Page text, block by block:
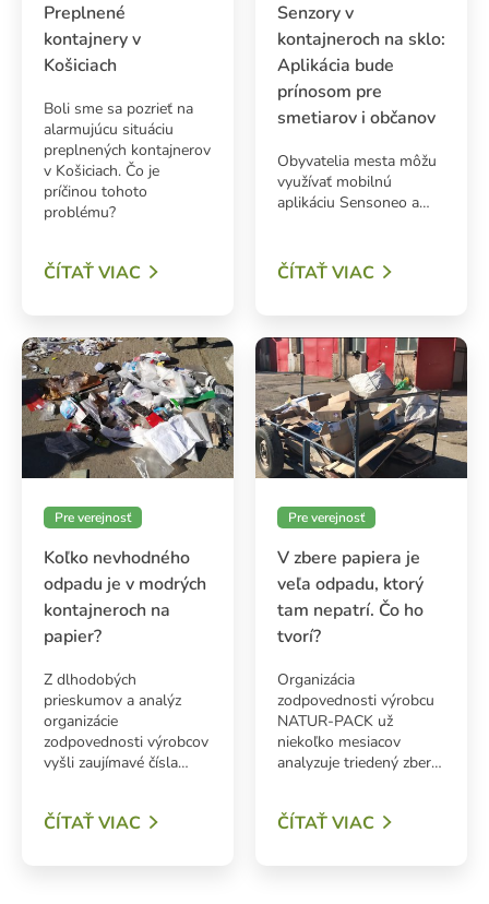
Preplnené
kontajnery v
Košiciach
Boli sme sa pozrieť na
alarmujúcu situáciu
preplnených kontajnerov
v Košiciach. Čo je
príčinou tohoto
problému?
ČÍTAŤ VIAC
Senzory v
kontajneroch na sklo:
Aplikácia bude
prínosom pre
smetiarov i občanov
Obyvatelia mesta môžu
využívať mobilnú
aplikáciu Sensoneo a…
ČÍTAŤ VIAC
Pre verejnosť
Koľko nevhodného
odpadu je v modrých
kontajneroch na
papier?
Z dlhodobých
prieskumov a analýz
organizácie
zodpovednosti výrobcov
vyšli zaujímavé čísla…
ČÍTAŤ VIAC
Pre verejnosť
V zbere papiera je
veľa odpadu, ktorý
tam nepatrí. Čo ho
tvorí?
Organizácia
zodpovednosti výrobcu
NATUR-PACK už
niekoľko mesiacov
analyzuje triedený zber…
ČÍTAŤ VIAC